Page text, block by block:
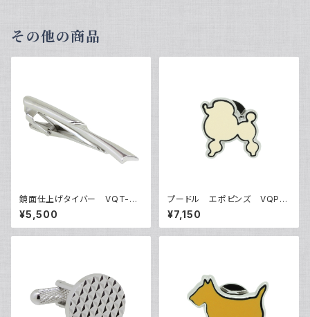
その他の商品
鏡面仕上げタイバー VQT-03
17
¥5,500
プードル エポピンズ VQP-0
501
¥7,150